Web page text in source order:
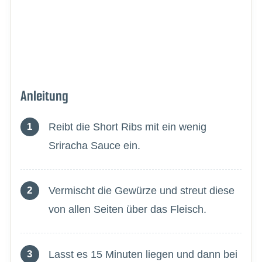
Anleitung
Reibt die Short Ribs mit ein wenig
Sriracha Sauce ein.
Vermischt die Gewürze und streut diese
von allen Seiten über das Fleisch.
Lasst es 15 Minuten liegen und dann bei